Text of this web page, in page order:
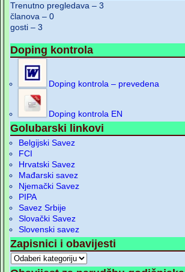
Trenutno pregledava – 3
članova – 0
gosti – 3
Doping kontrola
Doping kontrola – prevedena
Doping kontrola EN
Golubarski linkovi
Belgijski Savez
FCI
Hrvatski Savez
Mađarski savez
Njemački Savez
PIPA
Savez Srbije
Slovački Savez
Slovenski savez
Zapisnici i obavijesti